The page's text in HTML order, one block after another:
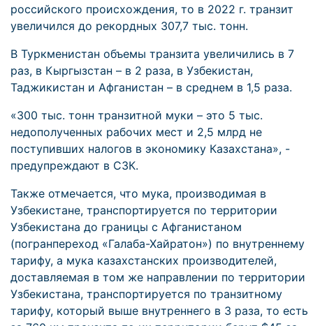
российского происхождения, то в 2022 г. транзит
увеличился до рекордных 307,7 тыс. тонн.
В Туркменистан объемы транзита увеличились в 7
раз, в Кыргызстан – в 2 раза, в Узбекистан,
Таджикистан и Афганистан – в среднем в 1,5 раза.
«300 тыс. тонн транзитной муки – это 5 тыс.
недополученных рабочих мест и 2,5 млрд не
поступивших налогов в экономику Казахстана», -
предупреждают в СЗК.
Также отмечается, что мука, производимая в
Узбекистане, транспортируется по территории
Узбекистана до границы с Афганистаном
(погранпереход «Галаба-Хайратон») по внутреннему
тарифу, а мука казахстанских производителей,
доставляемая в том же направлении по территории
Узбекистана, транспортируется по транзитному
тарифу, который выше внутреннего в 3 раза, то есть